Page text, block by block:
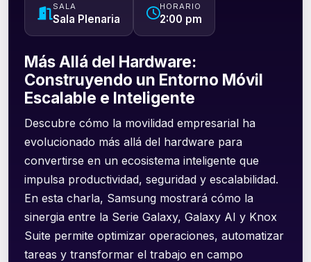
SALA
Sala Plenaria
HORARIO
2:00 pm
Más Allá del Hardware:
Construyendo un Entorno Móvil
Escalable e Inteligente
Descubre cómo la movilidad empresarial ha
evolucionado más allá del hardware para
convertirse en un ecosistema inteligente que
impulsa productividad, seguridad y escalabilidad.
En esta charla, Samsung mostrará cómo la
sinergia entre la Serie Galaxy, Galaxy AI y Knox
Suite permite optimizar operaciones, automatizar
tareas y transformar el trabajo en campo